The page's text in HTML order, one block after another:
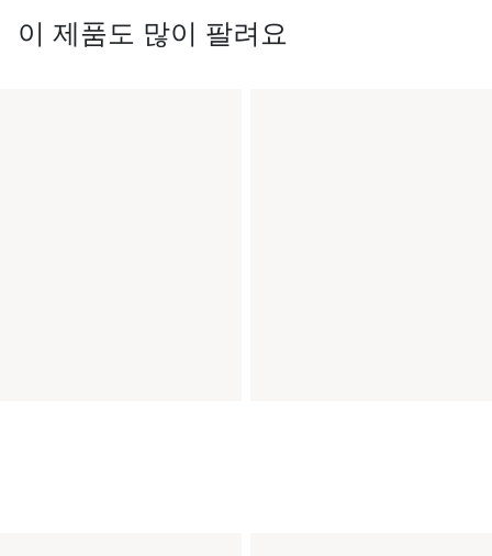
이 제품도 많이 팔려요